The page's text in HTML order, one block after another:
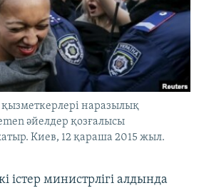
наразылық
әйелдер қозғалысы
Киев, 12 қараша 2015 жыл.
істер министрлігі алдында